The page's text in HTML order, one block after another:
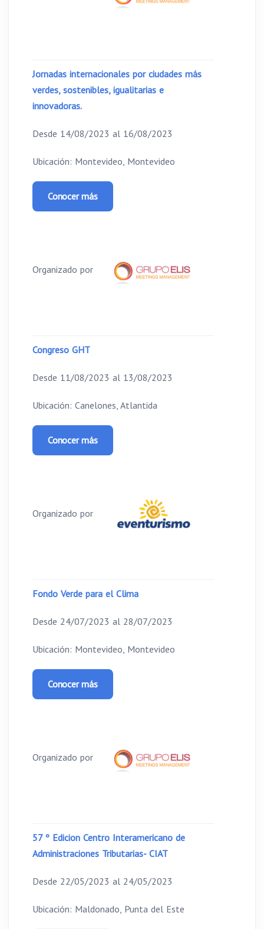
Jornadas internacionales por ciudades más
verdes, sostenibles, igualitarias e
innovadoras.
Desde 14/08/2023 al 16/08/2023
Ubicación: Montevideo, Montevideo
Conocer más
Organizado por
Congreso GHT
Desde 11/08/2023 al 13/08/2023
Ubicación: Canelones, Atlantida
Conocer más
Organizado por
Fondo Verde para el Clima
Desde 24/07/2023 al 28/07/2023
Ubicación: Montevideo, Montevideo
Conocer más
Organizado por
57 º Edicion Centro Interamericano de
Administraciones Tributarias- CIAT
Desde 22/05/2023 al 24/05/2023
Ubicación: Maldonado, Punta del Este